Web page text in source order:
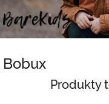
Přejít
na
obsah
Bobux
Produkty